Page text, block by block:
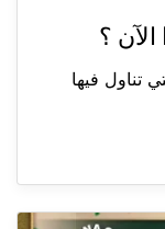
الآن ؟
تناول فيها